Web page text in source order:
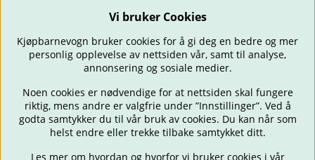
BARNEVOGNER BILSTOLER BABY SPISE & MATE
REISE
FORELDRE
BARNEROMMET LEKER TILBUD
OUTLET
GAVETIPS
Vi bruker Cookies
Kjøpbarnevogn bruker cookies for å gi deg en bedre og mer
personlig opplevelse av nettsiden vår, samt til analyse,
annonsering og sosiale medier.
Noen cookies er nødvendige for at nettsiden skal fungere
riktig, mens andre er valgfrie under ”Innstillinger”. Ved å
godta samtykker du til vår bruk av cookies. Du kan når som
helst endre eller trekke tilbake samtykket ditt.
Les mer om hvordan og hvorfor vi bruker cookies i vår